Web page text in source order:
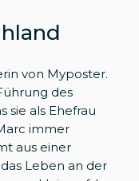
von Myposter.
des
sie als Ehefrau
immer
aus einer
Leben an der